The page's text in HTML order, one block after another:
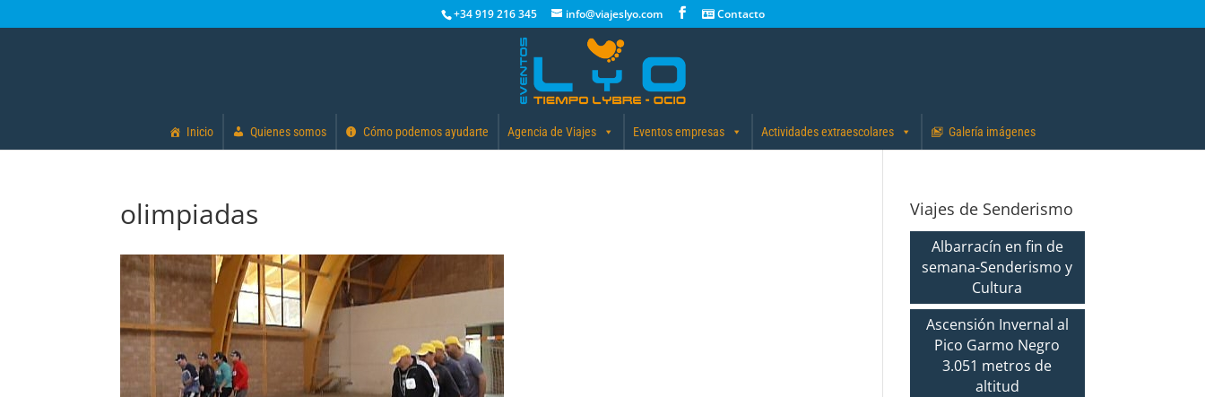
+34 919 216 345 info@viajeslyo.com Contacto
Inicio Quienes somos Cómo podemos ayudarte Agencia de Viajes Eventos empresas Actividades extraescolares Galería imágenes
olimpiadas Viajes de Senderismo
Albarracín en fin de
semana-Senderismo y
Cultura
Ascensión Invernal al
Pico Garmo Negro
3.051 metros de
altitud